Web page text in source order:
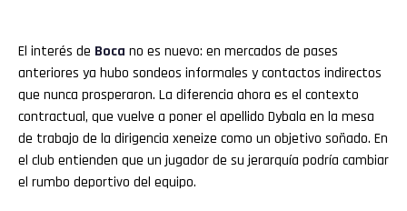
El interés de Boca no es nuevo: en mercados de pases
anteriores ya hubo sondeos informales y contactos indirectos
que nunca prosperaron. La diferencia ahora es el contexto
contractual, que vuelve a poner el apellido Dybala en la mesa
de trabajo de la dirigencia xeneize como un objetivo soñado. En
el club entienden que un jugador de su jerarquía podría cambiar
el rumbo deportivo del equipo.